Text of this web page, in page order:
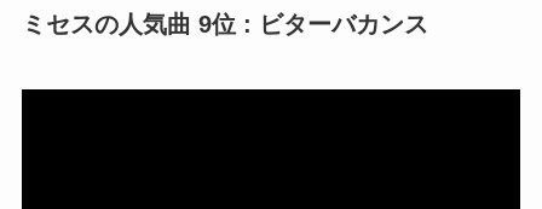
ミセスの人気曲 9位 : ビターバカンス